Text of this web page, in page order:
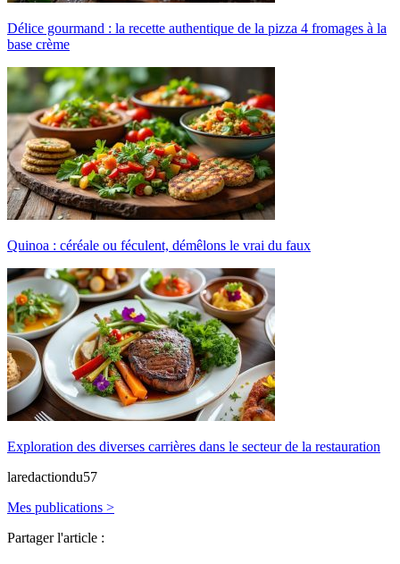
Délice gourmand : la recette authentique de la pizza 4 fromages à la
base crème
Quinoa : céréale ou féculent, démêlons le vrai du faux
Exploration des diverses carrières dans le secteur de la restauration
laredactiondu57
Mes publications >
Partager l'article :